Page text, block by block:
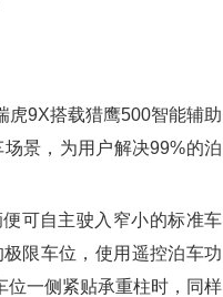
9X搭载猎鹰500智能辅助
景，为用户解决99%的泊
可自主驶入窄小的标准车
限车位，使用遥控泊车功
位一侧紧贴承重柱时，同样